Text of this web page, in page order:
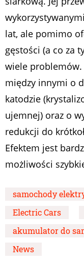
lat, ale pomimo
gęstości (a co za
wiele
między innymi o
katodzie
ujemnej) oraz o
redukcji do
Efektem jest
możliwości
samochody
Electric Cars
akumulator do
News